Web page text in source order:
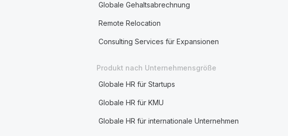
Globale Gehaltsabrechnung
Remote Relocation
Consulting Services für Expansionen
Produkt nach Unternehmensgröße
Globale HR für Startups
Globale HR für KMU
Globale HR für internationale Unternehmen